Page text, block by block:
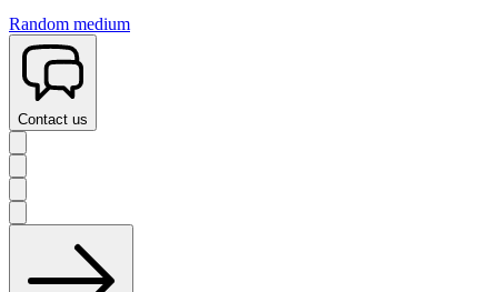
Random medium
Contact us